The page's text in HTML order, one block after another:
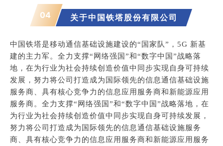
04 关于中国铁塔股份有限公司
中国铁塔是移动通信基础设施建设的“国家队”，5G 新基
建的主力军。全力支撑“网络强国”和“数字中国”战略落
地，在为行业为社会持续创造价值中同步实现自身可持续
发展，努力将公司打造成为国际领先的信息通信基础设施
服务商、具有核心竞争力的信息应用服务商和新能源应用
服务商。 全力支撑“网络强国”和“数字中国”战略落地，在
为行业为社会持续创造价值中同步实现自身可持续发展，
努力将公司打造成为国际领先的信息通信基础设施服务
商、具有核心竞争力的信息应用服务商和新能源应用服务